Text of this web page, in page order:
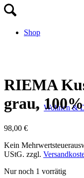
Shop
Wohnen &
RIEMA
grau,
98,00 €
Kein
UStG. zzgl.
Nur noch 1 vorrätig